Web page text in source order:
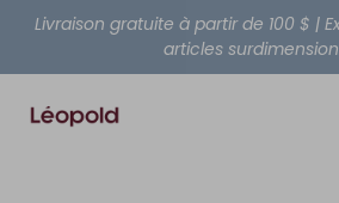
Livraison gratuite à partir de 100 $ |
articles